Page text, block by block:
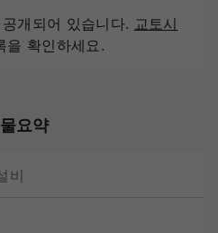
개되어 있습니다. 교토시
을 확인하세요.
요약
비